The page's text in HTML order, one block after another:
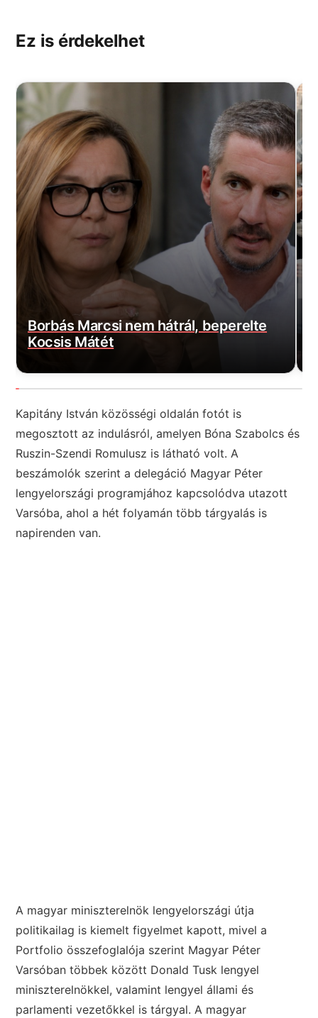
Ez is érdekelhet
Borbás Marcsi nem hátrál, beperelte
Kocsis Mátét
Kapitány István közösségi oldalán fotót is
megosztott az indulásról, amelyen Bóna Szabolcs és
Ruszin-Szendi Romulusz is látható volt. A
beszámolók szerint a delegáció Magyar Péter
lengyelországi programjához kapcsolódva utazott
Varsóba, ahol a hét folyamán több tárgyalás is
napirenden van.
A magyar miniszterelnök lengyelországi útja
politikailag is kiemelt figyelmet kapott, mivel a
Portfolio összefoglalója szerint Magyar Péter
Varsóban többek között Donald Tusk lengyel
miniszterelnökkel, valamint lengyel állami és
parlamenti vezetőkkel is tárgyal. A magyar